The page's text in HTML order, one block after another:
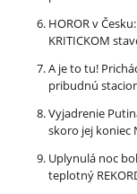
HOROR v
KRITICKOM
A je to tu!
pribudnú
Vyjadrenie
skoro jej koniec
Uplynulá noc
teplotný